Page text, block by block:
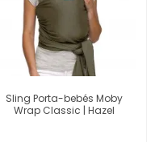
Sling Porta-bebés Moby
Wrap Classic | Hazel